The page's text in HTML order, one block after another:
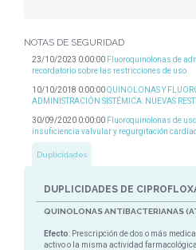
NOTAS DE SEGURIDAD
23/10/2023 0:00:00 Fluoroquinolonas de
recordatorio sobre las restricciones de uso
10/10/2018 0:00:00QUINOLONAS Y
ADMINISTRACIÓN SISTÉMICA: NUEVAS
30/09/2020 0:00:00 Fluoroquinolonas de
insuficiencia valvular y regurgitación
Duplicidades
DUPLICIDADES DE
QUINOLONAS ANTIBACTERIANAS
Efecto: Prescripción de dos o más
activo o la misma actividad farmacológica.